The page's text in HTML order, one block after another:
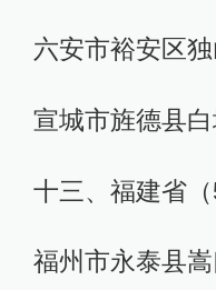
六安市裕安区
宣城市旌德县
十三、福建省（
福州市永泰县